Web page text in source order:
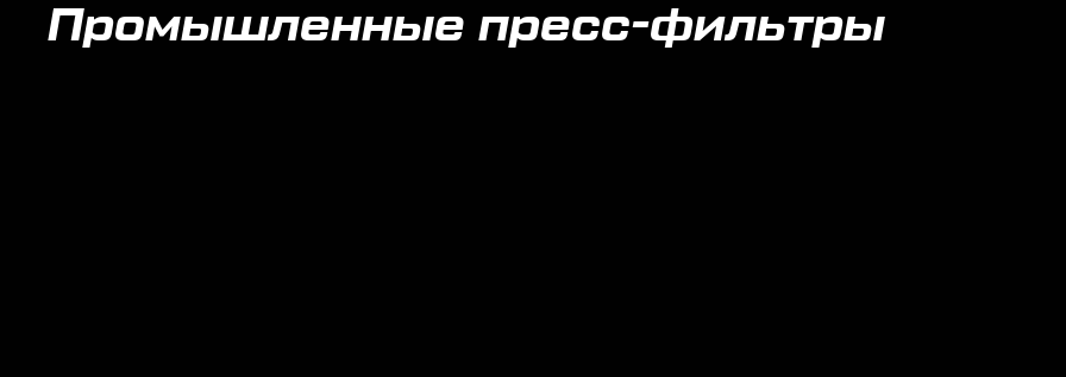
Промышленные пресс-фильтры